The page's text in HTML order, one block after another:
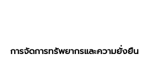
การจัดการทรัพยากรและความยั่งยืน